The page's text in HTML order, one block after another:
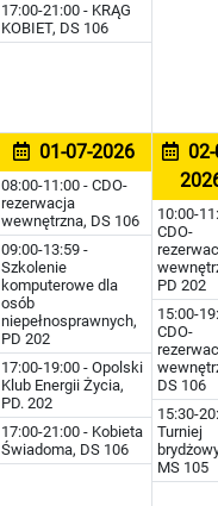
17:00-21:00 - KRĄG
KOBIET, DS 106
01-07-2026
08:00-11:00 - CDO-
rezerwacja
wewnętrzna, DS 106
09:00-13:59 -
Szkolenie
komputerowe dla
osób
niepełnosprawnych,
PD 202
17:00-19:00 - Opolski
Klub Energii Życia,
PD. 202
17:00-21:00 - Kobieta
Świadoma, DS 106
10:00-
CDO-
PD 202
15:00-
CDO-
DS 106
15:30-
Turniej
MS 105